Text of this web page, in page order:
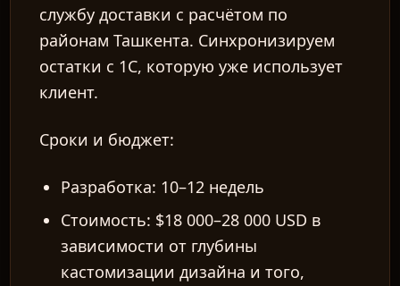
службу доставки с расчётом по
районам Ташкента. Синхронизируем
остатки с 1С, которую уже использует
клиент.
Сроки и бюджет:
Разработка: 10–12 недель
Стоимость: $18 000–28 000 USD в
зависимости от глубины
кастомизации дизайна и того,